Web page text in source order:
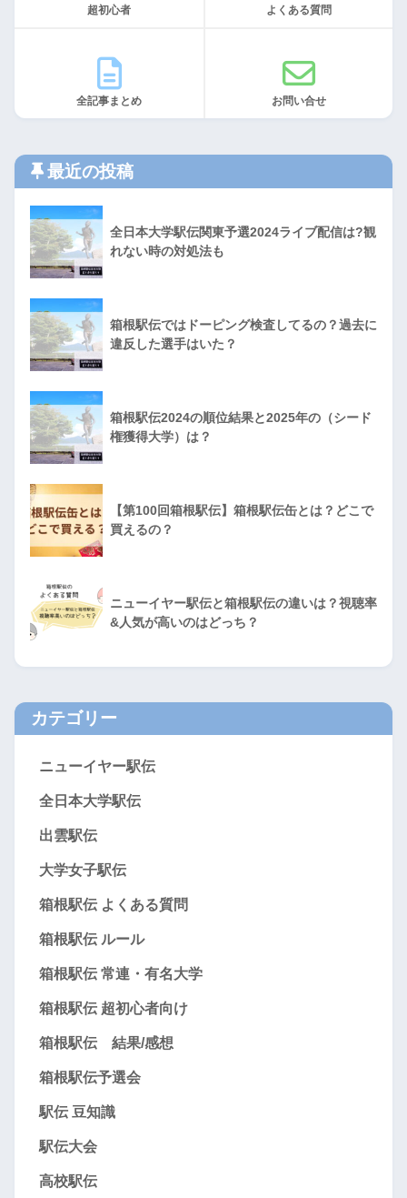
超初心者 よくある質問
全記事まとめ お問い合せ
最近の投稿
全日本大学駅伝関東予選2024ライブ配信は?観
れない時の対処法も
箱根駅伝ではドーピング検査してるの？過去に
違反した選手はいた？
箱根駅伝2024の順位結果と2025年の（シード
権獲得大学）は？
【第100回箱根駅伝】箱根駅伝缶とは？どこで
買えるの？
ニューイヤー駅伝と箱根駅伝の違いは？視聴率
&人気が高いのはどっち？
カテゴリー
ニューイヤー駅伝
全日本大学駅伝
出雲駅伝
大学女子駅伝
箱根駅伝 よくある質問
箱根駅伝 ルール
箱根駅伝 常連・有名大学
箱根駅伝 超初心者向け
箱根駅伝 結果/感想
箱根駅伝予選会
駅伝 豆知識
駅伝大会
高校駅伝